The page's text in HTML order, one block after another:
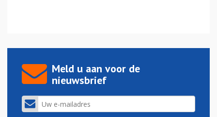
Meld u aan voor de
nieuwsbrief